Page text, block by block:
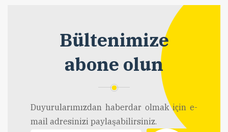
Bültenimize
abone olun
Duyurularımızdan haberdar olmak için e-
mail adresinizi paylaşabilirsiniz.